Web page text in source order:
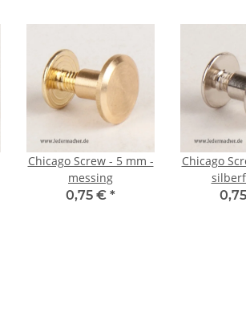
Chicago Screw - 5 mm -
messing
0,75 € *
Chicago